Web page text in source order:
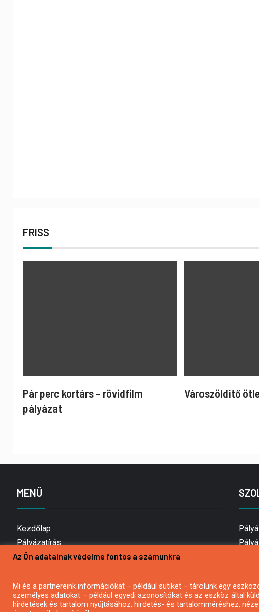
FRISS
Pár perc kortárs – rövidfilm
pályázat
Városzöldítő
MENÜ
Kezdőlap
Pályázatírás
Bemutatkozás
Hírlevél feliratkozás
Impresszum
Az Ön adatainak védelme fontos a számunkra
Mi és a partnereink információkat – például sütiket – tárolunk egy
személyes adatokat – például egyedi azonosítókat és az eszköz által
hirdetések és tartalom nyújtásához, hirdetés- és tartalomméréshez,